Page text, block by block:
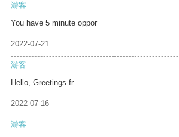
游客
You have 5 minute oppor
2022-07-21
游客
Hello, Greetings fr
2022-07-16
游客